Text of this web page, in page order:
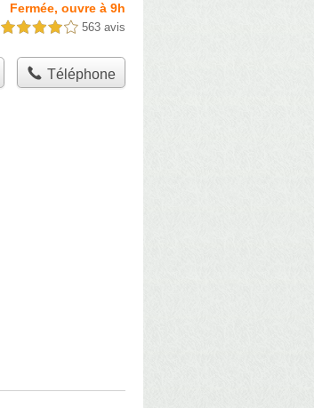
Fermée, ouvre à 9h
4,0 étoiles sur 5 563 avis
Téléphone